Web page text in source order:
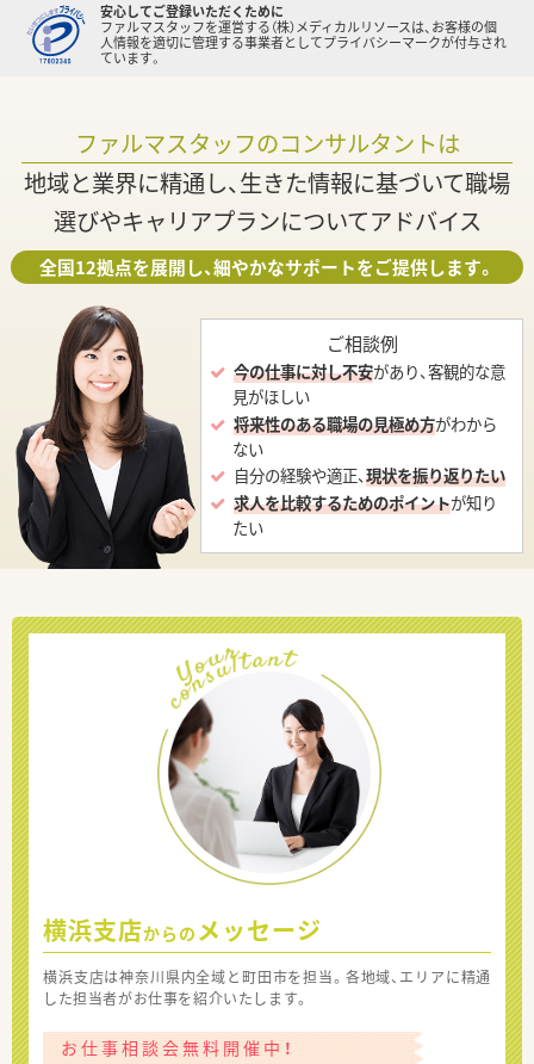
安心してご登録いただくために
ファルマスタッフを運営する（株）メディカルリソースは、お客様の個
人情報を適切に管理する事業者としてプライバシーマークが付与され
ています。
ファルマスタッフのコンサルタントは
地域と業界に精通し、生きた情報に基づいて職場
選びやキャリアプランについてアドバイス
全国12拠点を展開し、細やかなサポートをご提供します。
ご相談例
今の仕事に対し不安があり、客観的な意
見がほしい
将来性のある職場の見極め方がわから
ない
自分の経験や適正、現状を振り返りたい
求人を比較するためのポイントが知り
たい
横浜支店からの メッセージ
横浜支店は神奈川県内全域と町田市を担当。各地域、エリアに精通
した担当者がお仕事を紹介いたします。
お仕事相談会無料開催中！